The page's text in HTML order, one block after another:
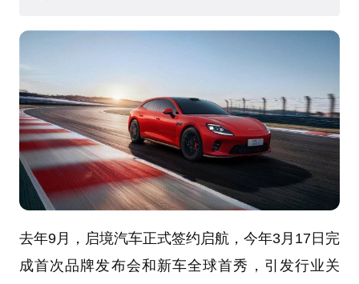
去年9月，启境汽车正式签约启航，今年3月17日完
成首次品牌发布会和新车全球首秀，引发行业关